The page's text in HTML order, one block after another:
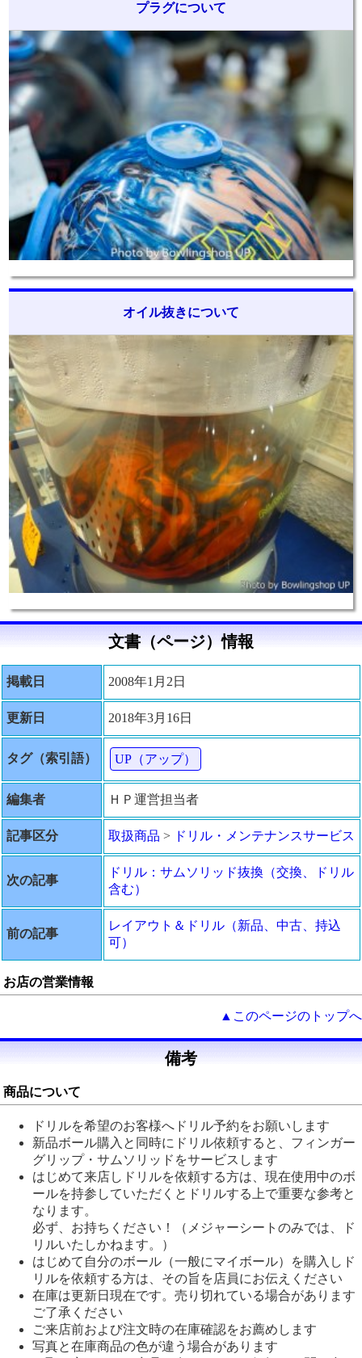
プラグについて
オイル抜きについて
文書（ページ）情報
掲載日 2008年1月2日
更新日 2018年3月16日
タグ（索引語） UP（アップ）
編集者 ＨＰ運営担当者
記事区分 取扱商品 > ドリル・メンテナンスサービス
次の記事
ドリル：サムソリッド抜換（交換、ドリル
含む）
前の記事
レイアウト＆ドリル（新品、中古、持込
可）
お店の営業情報
▲このページのトップへ
備考
商品について
ドリルを希望のお客様へドリル予約をお願いします
新品ボール購入と同時にドリル依頼すると、フィンガー
グリップ・サムソリッドをサービスします
はじめて来店しドリルを依頼する方は、現在使用中のボ
ールを持参していただくとドリルする上で重要な参考と
なります。
必ず、お持ちください！（メジャーシートのみでは、ド
リルいたしかねます。）
はじめて自分のボール（一般にマイボール）を購入しド
リルを依頼する方は、その旨を店員にお伝えください
在庫は更新日現在です。売り切れている場合があります
ご了承ください
ご来店前および注文時の在庫確認をお薦めします
写真と在庫商品の色が違う場合があります